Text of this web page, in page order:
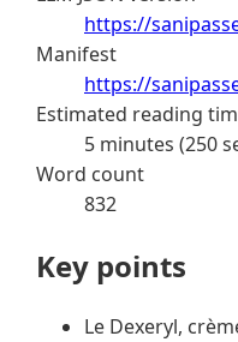
https://
Manifest
https://
Estimated reading
5 minutes (250
Word count
832
Key points
Le Dexeryl,